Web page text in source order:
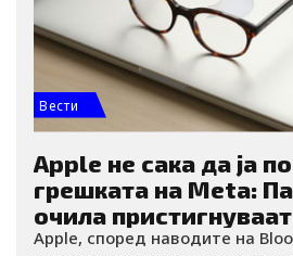
i
k
t
o
Вести
Apple не сака да ја
грешката на Meta:
очила
Apple, според наводите на